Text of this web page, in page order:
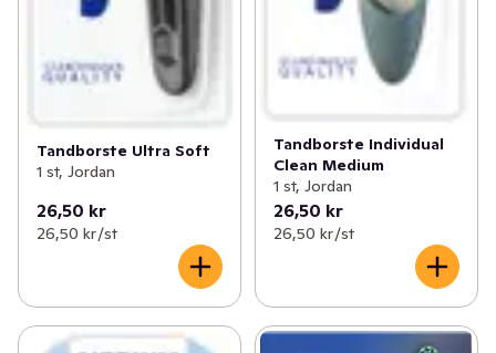
Tandborste Ultra Soft
1 st, Jordan
26,50 kr
26,50 kr /st
Tandborste Individual
Clean Medium
1 st, Jordan
26,50 kr
26,50 kr /st